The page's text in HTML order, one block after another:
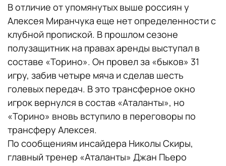
В отличие от упомянутых выше россиян у
Алексея Миранчука еще нет определенности с
клубной пропиской. В прошлом сезоне
полузащитник на правах аренды выступал в
составе «Торино». Он провел за «быков» 31
игру, забив четыре мяча и сделав шесть
голевых передач. В это трансферное окно
игрок вернулся в состав «Аталанты», но
«Торино» вновь вступило в переговоры по
трансферу Алексея.
По сообщениям инсайдера Николы Скиры,
главный тренер «Аталанты» Джан Пьеро